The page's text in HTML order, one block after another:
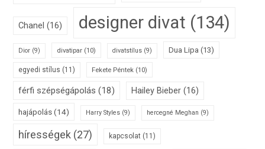
Chanel (16) designer divat (134)
Dior (9) divatipar (10) divatstílus (9) Dua Lipa (13)
egyedi stílus (11) Fekete Péntek (10)
férfi szépségápolás (18) Hailey Bieber (16)
hajápolás(14) Harry Styles (9) hercegné Meghan (9)
hírességek (27) kapcsolat (11)